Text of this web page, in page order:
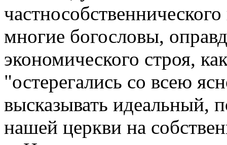
многие богословы,
экономического строя,
"остерегались со всею
высказывать идеальный,
нашей церкви на